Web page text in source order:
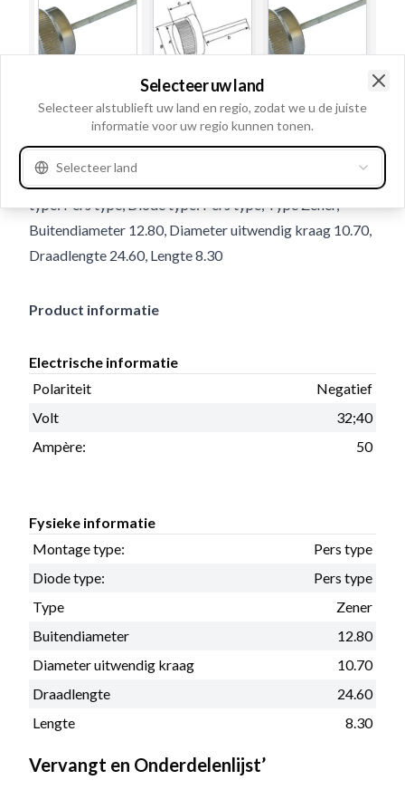
Gebruiksnummer234350
Details en beschrijving
Polariteit Negatief, Volt 32;40, Ampère: 50, Montage
type: Pers type, Diode type: Pers type, Type Zener,
Buitendiameter 12.80, Diameter uitwendig kraag 10.70,
Draadlengte 24.60, Lengte 8.30
Product informatie
Electrische informatie
Polariteit
Negatief
Volt
32;40
Ampère:
50
Fysieke informatie
Montage type:
Pers type
Diode type:
Pers type
Type
Zener
Buitendiameter
12.80
Diameter uitwendig kraag
10.70
Draadlengte
24.60
Lengte
8.30
Vervangt en Onderdelenlijst’
Selecteer uw land
Selecteer alstublieft uw land en regio, zodat we u de juiste
informatie voor uw regio kunnen tonen.
Selecteer land